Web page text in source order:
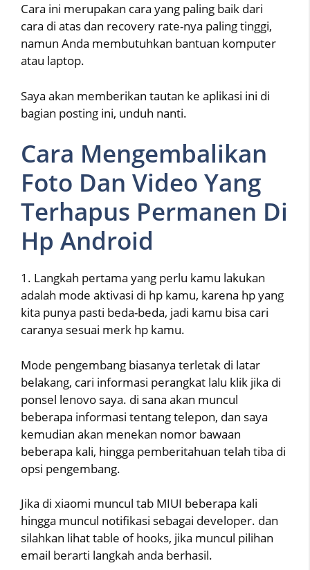
Cara ini merupakan cara yang paling baik dari
cara di atas dan recovery rate-nya paling tinggi,
namun Anda membutuhkan bantuan komputer
atau laptop.
Saya akan memberikan tautan ke aplikasi ini di
bagian posting ini, unduh nanti.
Cara Mengembalikan
Foto Dan Video Yang
Terhapus Permanen Di
Hp Android
1. Langkah pertama yang perlu kamu lakukan
adalah mode aktivasi di hp kamu, karena hp yang
kita punya pasti beda-beda, jadi kamu bisa cari
caranya sesuai merk hp kamu.
Mode pengembang biasanya terletak di latar
belakang, cari informasi perangkat lalu klik jika di
ponsel lenovo saya. di sana akan muncul
beberapa informasi tentang telepon, dan saya
kemudian akan menekan nomor bawaan
beberapa kali, hingga pemberitahuan telah tiba di
opsi pengembang.
Jika di xiaomi muncul tab MIUI beberapa kali
hingga muncul notifikasi sebagai developer. dan
silahkan lihat table of hooks, jika muncul pilihan
email berarti langkah anda berhasil.